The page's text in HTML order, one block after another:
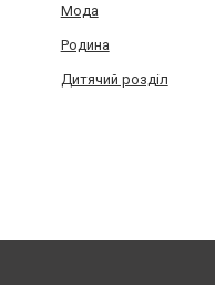
Мода
Родина
Дитячий розділ